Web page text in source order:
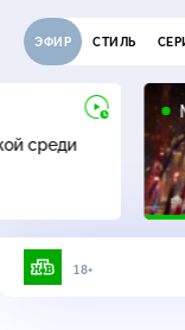
ЭФИР СТИЛЬ
среди
18+